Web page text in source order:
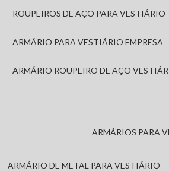
ROUPEIROS DE AÇO PARA VESTIÁRIO
ARMÁRIO PARA VESTIÁRIO EMPRESA
ARMÁRIO ROUPEIRO DE AÇO
ARMÁRIOS PARA
ARMÁRIO DE METAL PARA VESTIÁRIO